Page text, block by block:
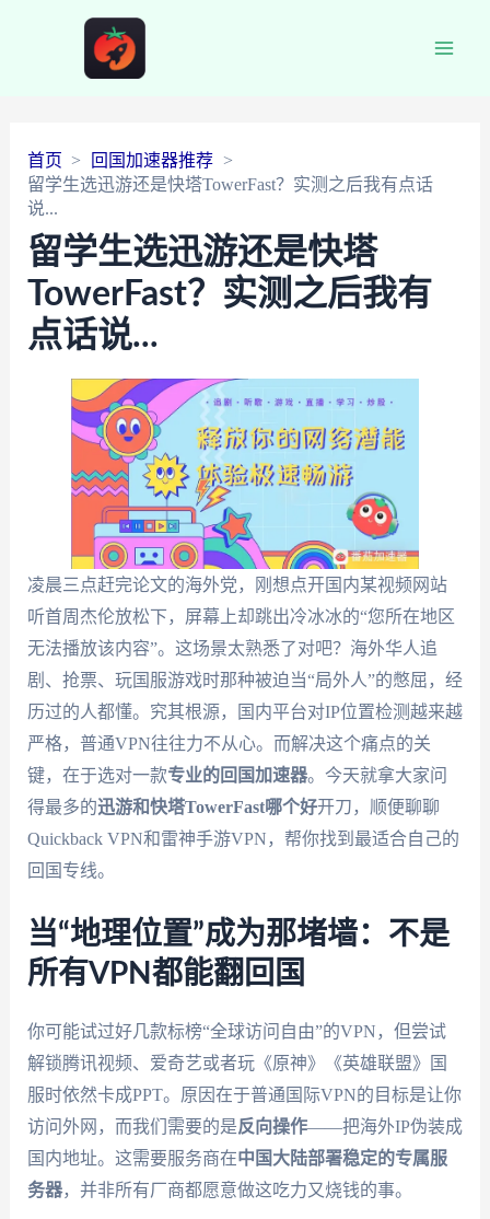
首页
回国加速器推荐
留学生选迅游还是快塔TowerFast？实测之后我有点话
说...
留学生选迅游还是快塔
TowerFast？实测之后我有
点话说...
凌晨三点赶完论文的海外党，刚想点开国内某视频网站
听首周杰伦放松下，屏幕上却跳出冷冰冰的“您所在地区
无法播放该内容”。这场景太熟悉了对吧？海外华人追
剧、抢票、玩国服游戏时那种被迫当“局外人”的憋屈，经
历过的人都懂。究其根源，国内平台对IP位置检测越来越
严格，普通VPN往往力不从心。而解决这个痛点的关
键，在于选对一款专业的回国加速器。今天就拿大家问
得最多的迅游和快塔TowerFast哪个好开刀，顺便聊聊
Quickback VPN和雷神手游VPN，帮你找到最适合自己的
回国专线。
当“地理位置”成为那堵墙：不是
所有VPN都能翻回国
你可能试过好几款标榜“全球访问自由”的VPN，但尝试
解锁腾讯视频、爱奇艺或者玩《原神》《英雄联盟》国
服时依然卡成PPT。原因在于普通国际VPN的目标是让你
访问外网，而我们需要的是反向操作——把海外IP伪装成
国内地址。这需要服务商在中国大陆部署稳定的专属服
务器，并非所有厂商都愿意做这吃力又烧钱的事。